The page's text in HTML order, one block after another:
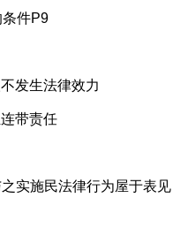
条件P9
发生法律效力
带责任
实施民法律行为屋于表见